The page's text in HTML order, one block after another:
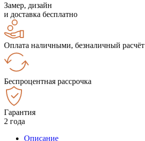
Замер, дизайн
и доставка бесплатно
Оплата наличными, безналичный расчёт
Беспроцентная рассрочка
Гарантия
2 года
Описание